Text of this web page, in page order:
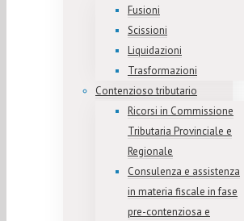
Fusioni
Scissioni
Liquidazioni
Trasformazioni
Contenzioso tributario
Ricorsi in Commissione
Tributaria Provinciale e
Regionale
Consulenza e assistenza
in materia fiscale in fase
pre-contenziosa e